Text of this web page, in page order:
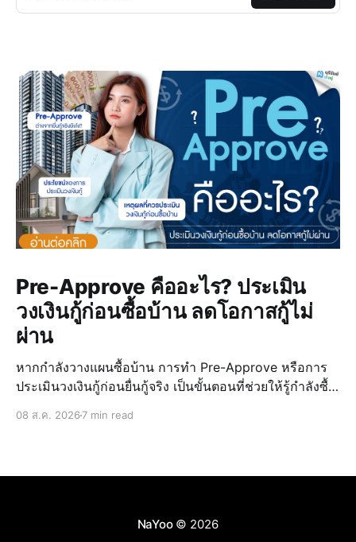
Pre-Approve คืออะไร? ประเมิน
วงเงินกู้ก่อนซื้อบ้าน ลดโอกาสกู้ไม่
ผ่าน
หากกำลังวางแผนซื้อบ้าน การทำ Pre-Approve หรือการ
ประเมินวงเงินกู้ก่อนยื่นกู้จริง เป็นขั้นตอนที่ช่วยให้รู้กำลังซื้อ
08 ส.ค. 2026 7 min read
NaYoo© 2026